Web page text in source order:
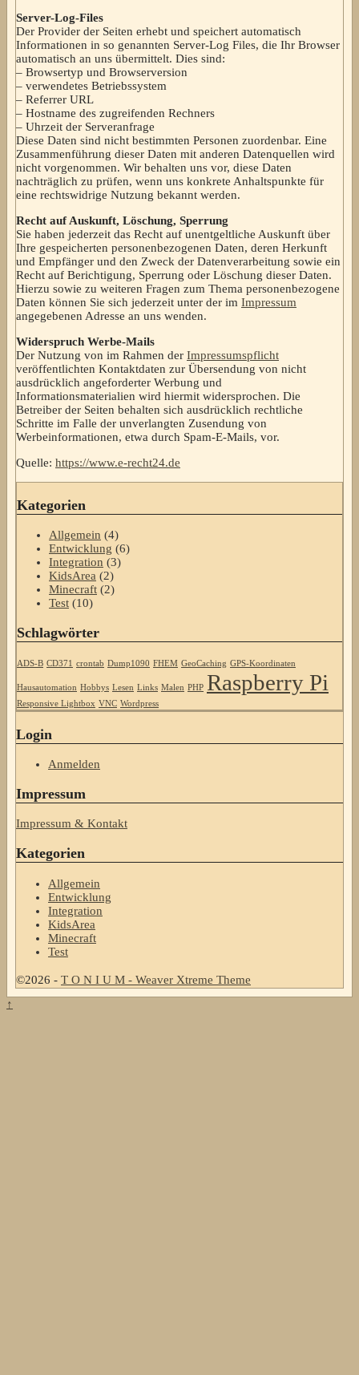
Server-Log-Files
Der Provider der Seiten erhebt und speichert automatisch
Informationen in so genannten Server-Log Files, die Ihr Browser
automatisch an uns übermittelt. Dies sind:
– Browsertyp und Browserversion
– verwendetes Betriebssystem
– Referrer URL
– Hostname des zugreifenden Rechners
– Uhrzeit der Serveranfrage
Diese Daten sind nicht bestimmten Personen zuordenbar. Eine
Zusammenführung dieser Daten mit anderen Datenquellen wird
nicht vorgenommen. Wir behalten uns vor, diese Daten
nachträglich zu prüfen, wenn uns konkrete Anhaltspunkte für
eine rechtswidrige Nutzung bekannt werden.
Recht auf Auskunft, Löschung, Sperrung
Sie haben jederzeit das Recht auf unentgeltliche Auskunft über
Ihre gespeicherten personenbezogenen Daten, deren Herkunft
und Empfänger und den Zweck der Datenverarbeitung sowie ein
Recht auf Berichtigung, Sperrung oder Löschung dieser Daten.
Hierzu sowie zu weiteren Fragen zum Thema personenbezogene
Daten können Sie sich jederzeit unter der im Impressum
angegebenen Adresse an uns wenden.
Widerspruch Werbe-Mails
Der Nutzung von im Rahmen der Impressumspflicht
veröffentlichten Kontaktdaten zur Übersendung von nicht
ausdrücklich angeforderter Werbung und
Informationsmaterialien wird hiermit widersprochen. Die
Betreiber der Seiten behalten sich ausdrücklich rechtliche
Schritte im Falle der unverlangten Zusendung von
Werbeinformationen, etwa durch Spam-E-Mails, vor.
Quelle: https://www.e-recht24.de
Kategorien
Allgemein (4)
Entwicklung (6)
Integration (3)
KidsArea (2)
Minecraft (2)
Test (10)
Schlagwörter
ADS-B CD371 crontab Dump1090 FHEM GeoCaching GPS-Koordinaten
Hausautomation Hobbys Lesen Links Malen PHP Raspberry Pi
Responsive Lightbox VNC Wordpress
Login
Anmelden
Impressum
Impressum & Kontakt
Kategorien
Allgemein
Entwicklung
Integration
KidsArea
Minecraft
Test
©2026 - T O N I U M - Weaver Xtreme Theme
↑